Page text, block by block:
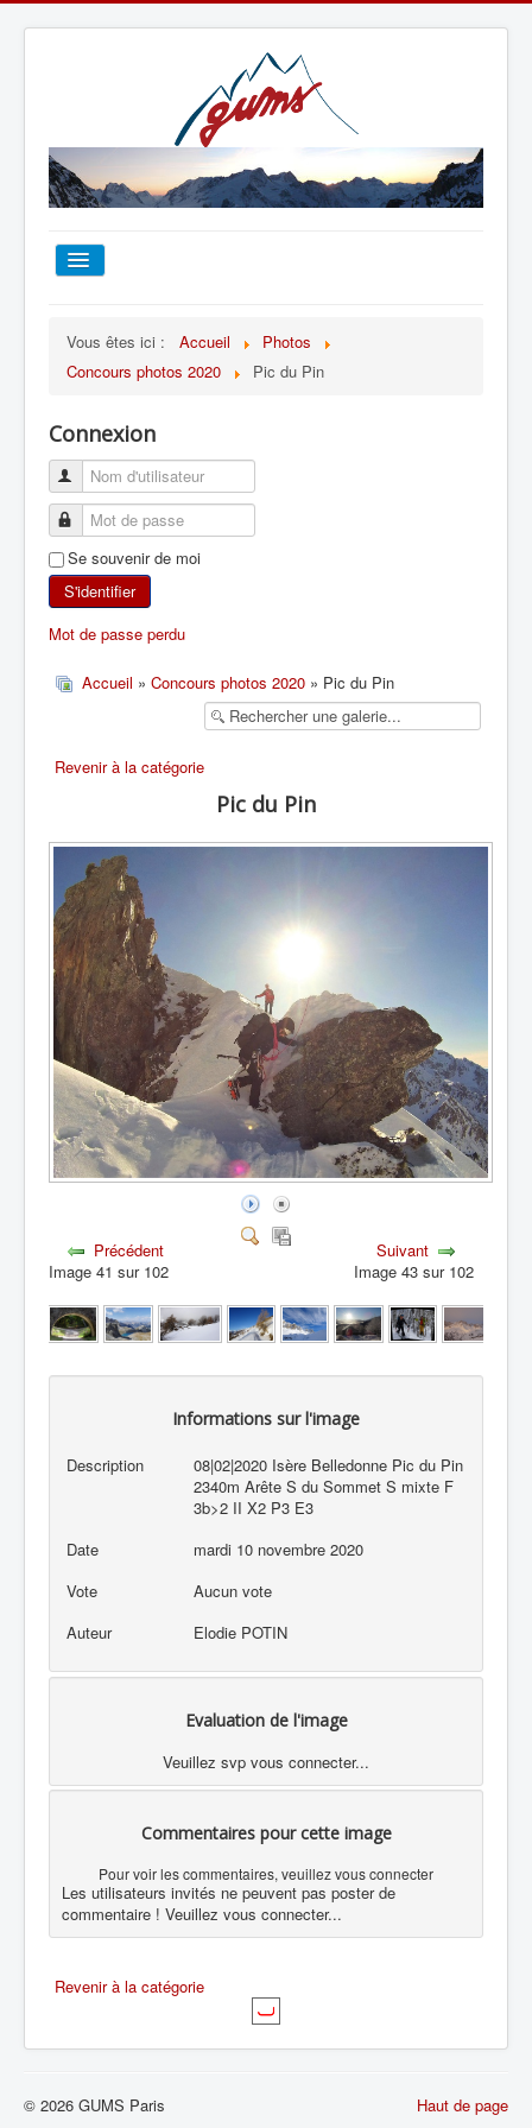
TOUT SUR LE GUMS
ESCALADE
ALPINISME
SKI DE RANDONNÉE
RANDONNÉE SPORTIVE
Vous êtes ici : Accueil
Photos
Concours photos 2020
Pic du Pin
Connexion
Se souvenir de moi
S'identifier
Mot de passe perdu
Accueil » Concours photos 2020 » Pic du Pin
Revenir à la catégorie
Pic du Pin
Précédent
Image 41 sur 102
Suivant
Image 43 sur 102
Informations sur l'image
Description
08|02|2020 Isère Belledonne Pic du Pin
2340m Arête S du Sommet S mixte F
3b>2 II X2 P3 E3
Date
mardi 10 novembre 2020
Vote
Aucun vote
Auteur
Elodie POTIN
Evaluation de l'image
Veuillez svp vous connecter...
Commentaires pour cette image
Pour voir les commentaires, veuillez vous connecter
Les utilisateurs invités ne peuvent pas poster de
commentaire ! Veuillez vous connecter...
Revenir à la catégorie
Haut de page
© 2026 GUMS Paris